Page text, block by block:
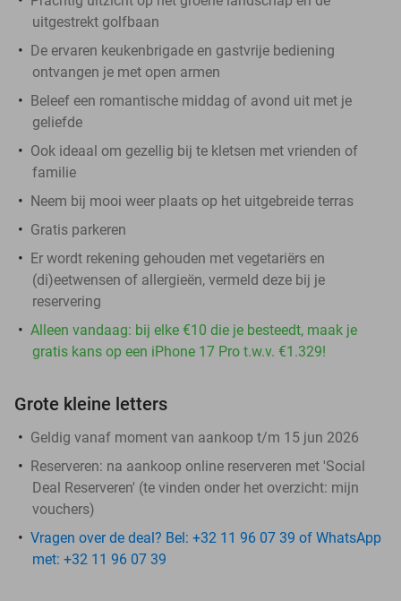
uitgestrekt golfbaan
De ervaren keukenbrigade en gastvrije bediening
ontvangen je met open armen
Beleef een romantische middag of avond uit met je
geliefde
Ook ideaal om gezellig bij te kletsen met vrienden of
familie
Neem bij mooi weer plaats op het uitgebreide terras
Gratis parkeren
Er wordt rekening gehouden met vegetariërs en
(di)eetwensen of allergieën, vermeld deze bij je
reservering
Alleen vandaag: bij elke €10 die je besteedt, maak je
gratis kans op een iPhone 17 Pro t.w.v. €1.329!
Grote kleine letters
Geldig vanaf moment van aankoop t/m 15 jun 2026
Reserveren: na aankoop online reserveren met 'Social
Deal Reserveren' (te vinden onder het overzicht: mijn
vouchers)
Vragen over de deal? Bel: +32 11 96 07 39 of WhatsApp
met: +32 11 96 07 39